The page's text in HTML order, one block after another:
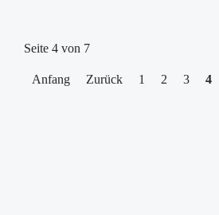
Seite 4 von 7
Anfang Zurück 1 2 3 4